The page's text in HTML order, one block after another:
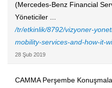
(Mercedes-Benz Financial
Yöneticiler ...
/tr/etkinlik/8792/vizyoner-
mobility-services-and-how-it-
28 Şub 2019
CAMMA Perşembe